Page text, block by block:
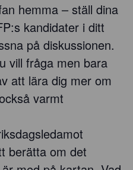
hemma – ställ dina
kandidater i ditt
på diskussionen.
vill fråga men bara
att lära dig mer om
varmt
berätta om det